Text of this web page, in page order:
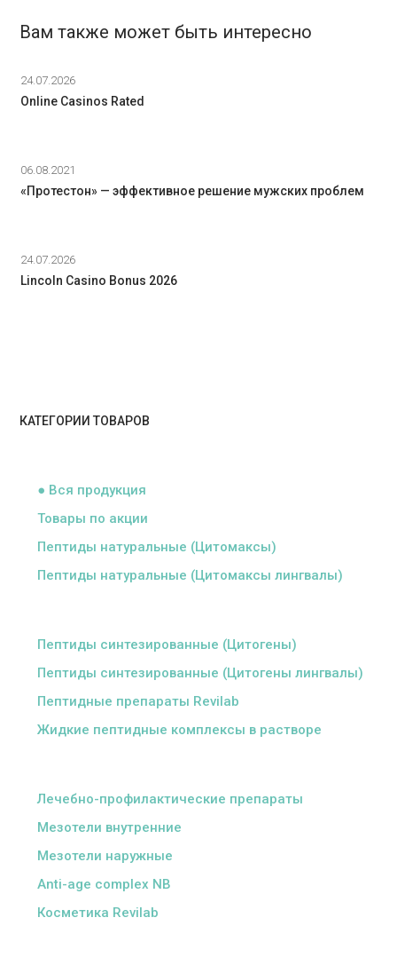
Вам также может быть интересно
24.07.2026
Online Casinos Rated
06.08.2021
«Протестон» — эффективное решение мужских проблем
24.07.2026
Lincoln Casino Bonus 2026
КАТЕГОРИИ ТОВАРОВ
● Вся продукция
Товары по акции
Пептиды натуральные (Цитомаксы)
Пептиды натуральные (Цитомаксы лингвалы)
Пептиды синтезированные (Цитогены)
Пептиды синтезированные (Цитогены лингвалы)
Пептидные препараты Revilab
Жидкие пептидные комплексы в растворе
Лечебно-профилактические препараты
Мезотели внутренние
Мезотели наружные
Anti-age complex NB
Косметика Revilab